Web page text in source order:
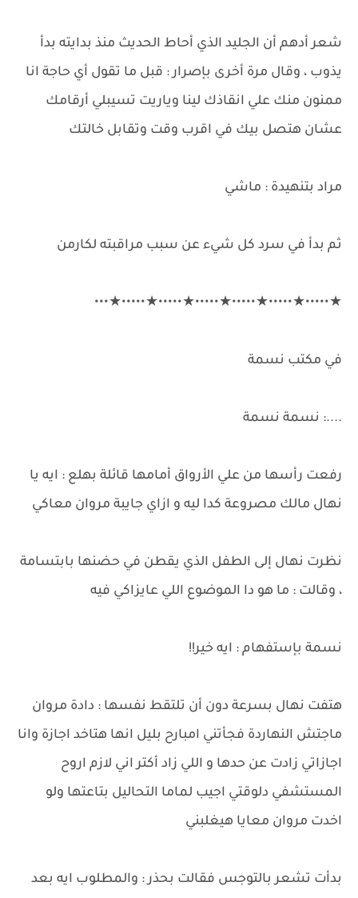
شعر أدهم أن الجليد الذي أحاط الحديث منذ بدايته بدأ
يذوب ، وقال مرة أخرى بإصرار : قبل ما تقول أي حاجة انا
ممنون منك علي انقاذك لينا وياريت تسيبلي أرقامك
عشان هتصل بيك في اقرب وقت وتقابل خالتك
مراد بتنهيدة : ماشي
ثم بدأ في سرد ​​كل شيء عن سبب مراقبته لكارمن
★•••••★•••••★•••••★•••••★•••••★•••••★•••
في مكتب نسمة
....: نسمة نسمة
رفعت رأسها من علي الأرواق أمامها قائلة بهلع : ايه يا
نهال مالك مصروعة كدا ليه و ازاي جايبة مروان معاكي
نظرت نهال إلى الطفل الذي يقطن في حضنها بابتسامة
، وقالت : ما هو دا الموضوع اللي عايزاكي فيه
نسمة بإستفهام : ايه خير!!
هتفت نهال بسرعة دون أن تلتقط نفسها : دادة مروان
ماجتش النهاردة فجأتني امبارح بليل انها هتاخد اجازة وانا
اجازاتي زادت عن حدها و اللي زاد أكتر اني لازم اروح
المستشفي دلوقتي اجيب لماما التحاليل بتاعتها ولو
اخدت مروان معايا هيغلبني
بدأت تشعر بالتوجس فقالت بحذر : والمطلوب ايه بعد